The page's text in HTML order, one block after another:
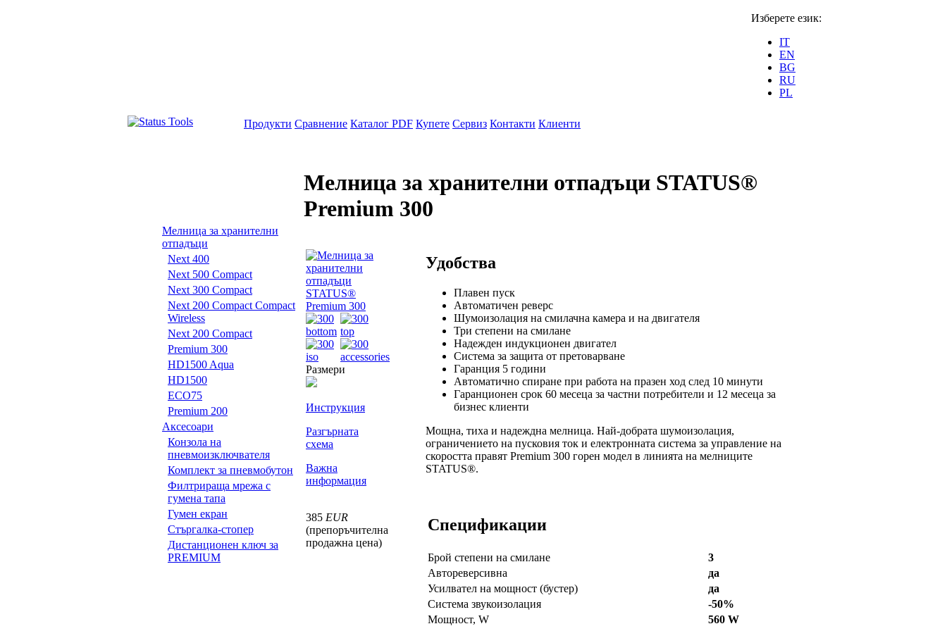
Изберете език:
IT
EN
BG
RU
PL
Продукти Сравнение Каталог PDF Купете Сервиз Контакти Клиенти
Мелница за хранителни
отпадъци
Next 400
Next 500 Compact
Next 300 Compact
Next 200 Compact Compact
Wireless
Next 200 Compact
Premium 300
HD1500 Aqua
HD1500
ECO75
Premium 200
Аксесоари
Конзола на
пневмоизключвателя
Комплект за пневмобутон
Филтрираща мрежа с
гумена тапа
Гумен екран
Стъргалка-стопер
Дистанционен ключ за
PREMIUM
Мелница за хранителни отпадъци STATUS®
Premium 300
Размери
Инструкция
Разгърната
схема
Важна
информация
385 EUR
(препоръчителна
продажна цена)
Удобства
Плавен пуск
Автоматичен реверс
Шумоизолация на смилачна камера и на двигателя
Три степени на смилане
Надежден индукционен двигател
Система за защита от претоварване
Гаранция 5 години
Автоматично спиране при работа на празен ход след 10 минути
Гаранционен срок 60 месеца за частни потребители и 12 месеца за
бизнес клиенти
Мощна, тиха и надеждна мелница. Най-добрата шумоизолация,
ограничението на пусковия ток и електронната система за управление на
скоростта правят Premium 300 горен модел в линията на мелниците
STATUS®.
Спецификации
Брой степени на смилане
3
Автореверсивна
да
Усилвател на мощност (бустер)
да
Система звукоизолация
-50%
Мощност, W
560 W